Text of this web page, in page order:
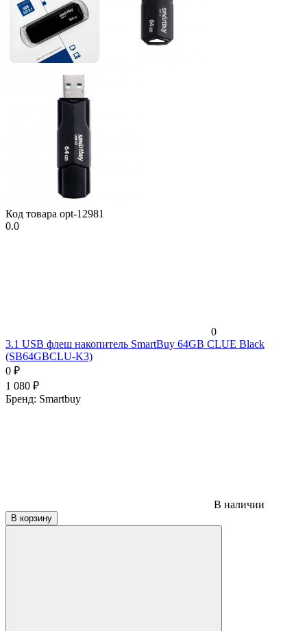
Код товара opt-12981
0.0
0
3.1 USB флеш накопитель SmartBuy 64GB CLUE Black
(SB64GBCLU-K3)
0 ₽
1 080 ₽
Бренд: Smartbuy
В наличии
В корзину